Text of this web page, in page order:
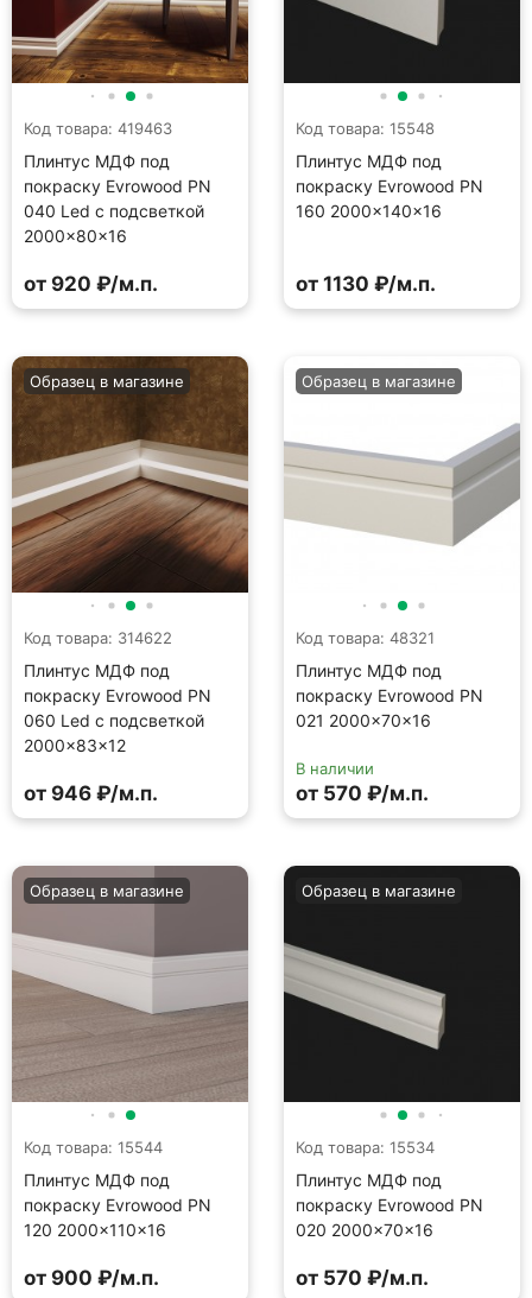
Код товара: 419463
Плинтус МДФ под
покраску Evrowood PN
040 Led с подсветкой
2000×80×16
от 920 ₽/м.п.
Код товара: 15548
Плинтус МДФ под
покраску Evrowood PN
160 2000×140×16
от 1130 ₽/м.п.
Код товара: 314622
Плинтус МДФ под
покраску Evrowood PN
060 Led с подсветкой
2000×83×12
Образец в магазине
от 946 ₽/м.п.
Код товара: 48321
Плинтус МДФ под
покраску Evrowood PN
021 2000×70×16
Образец в магазине
В наличии
от 570 ₽/м.п.
Код товара: 15544
Плинтус МДФ под
покраску Evrowood PN
120 2000×110×16
Образец в магазине
от 900 ₽/м.п.
Код товара: 15534
Плинтус МДФ под
покраску Evrowood PN
020 2000×70×16
Образец в магазине
от 570 ₽/м.п.